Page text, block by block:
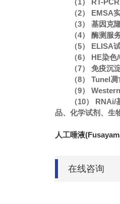
（1） RT-
（2） EMSA
（3） 基因克
（4） 酶测服
（5） ELISA
（6） HE染
（7） 免疫沉
（8） Tunel
（9）
（10）
品、化学试剂、生
人工唾液
在线咨询